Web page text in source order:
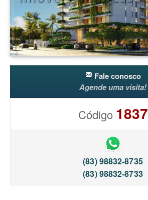
Fale conosco
Agende uma visita!
Código 1837
(83) 98832-8735
(83) 98832-8733